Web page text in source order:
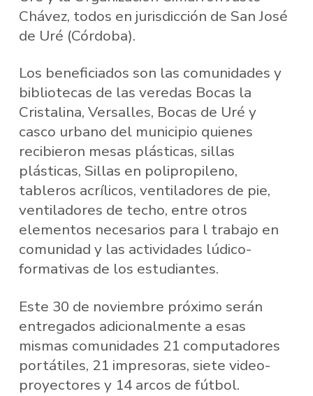
Chávez, todos en jurisdicción de San José
de Uré (Córdoba).
Los beneficiados son las comunidades y
bibliotecas de las veredas Bocas la
Cristalina, Versalles, Bocas de Uré y
casco urbano del municipio quienes
recibieron mesas plásticas, sillas
plásticas, Sillas en polipropileno,
tableros acrílicos, ventiladores de pie,
ventiladores de techo, entre otros
elementos necesarios para l trabajo en
comunidad y las actividades lúdico-
formativas de los estudiantes.
Este 30 de noviembre próximo serán
entregados adicionalmente a esas
mismas comunidades 21 computadores
portátiles, 21 impresoras, siete video-
proyectores y 14 arcos de fútbol.